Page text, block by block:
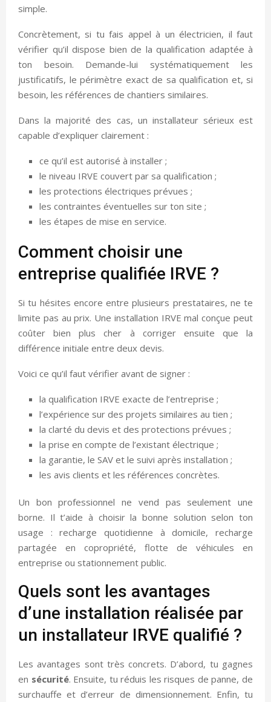
simple.
Concrètement, si tu fais appel à un électricien, il faut
vérifier qu’il dispose bien de la qualification adaptée à
ton besoin. Demande-lui systématiquement les
justificatifs, le périmètre exact de sa qualification et, si
besoin, les références de chantiers similaires.
Dans la majorité des cas, un installateur sérieux est
capable d’expliquer clairement :
ce qu’il est autorisé à installer ;
le niveau IRVE couvert par sa qualification ;
les protections électriques prévues ;
les contraintes éventuelles sur ton site ;
les étapes de mise en service.
Comment choisir une
entreprise qualifiée IRVE ?
Si tu hésites encore entre plusieurs prestataires, ne te
limite pas au prix. Une installation IRVE mal conçue peut
coûter bien plus cher à corriger ensuite que la
différence initiale entre deux devis.
Voici ce qu’il faut vérifier avant de signer :
la qualification IRVE exacte de l’entreprise ;
l’expérience sur des projets similaires au tien ;
la clarté du devis et des protections prévues ;
la prise en compte de l’existant électrique ;
la garantie, le SAV et le suivi après installation ;
les avis clients et les références concrètes.
Un bon professionnel ne vend pas seulement une
borne. Il t’aide à choisir la bonne solution selon ton
usage : recharge quotidienne à domicile, recharge
partagée en copropriété, flotte de véhicules en
entreprise ou stationnement public.
Quels sont les avantages
d’une installation réalisée par
un installateur IRVE qualifié ?
Les avantages sont très concrets. D’abord, tu gagnes
en sécurité. Ensuite, tu réduis les risques de panne, de
surchauffe et d’erreur de dimensionnement. Enfin, tu